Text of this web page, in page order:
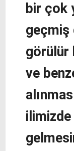
bir çok
geçmiş
görülür
ve
ilimizde